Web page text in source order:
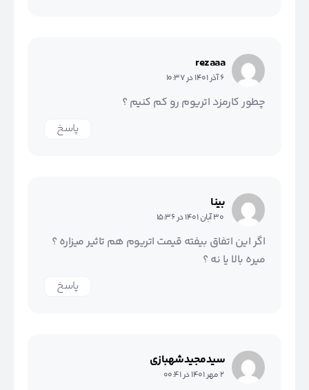
rezaaa
6 آذر 1401 در 10:37
چطور کارمزد اتریوم رو کم کنیم ؟
پاسخ
بینا
30 آبان 1401 در 15:36
اگر این اتفاق بیفته قیمت اتریوم هم تاثیر میزاره ؟
میره بالا یا نه ؟
پاسخ
سیدمجیدشهبازی
2 مهر 1401 در 00:41